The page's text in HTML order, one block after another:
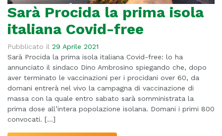
Sarà Procida la prima isola
italiana Covid-free
Pubblicato il 29 Aprile 2021
Sarà Procida la prima isola italiana Covid-free: lo ha
annunciato il sindaco Dino Ambrosino spiegando che, dopo
aver terminato le vaccinazioni per i procidani over 60, da
domani entrerà nel vivo la campagna di vaccinazione di
massa con la quale entro sabato sarà somministrata la
prima dose all’intera popolazione isolana. Domani i primi 800
convocati. […]